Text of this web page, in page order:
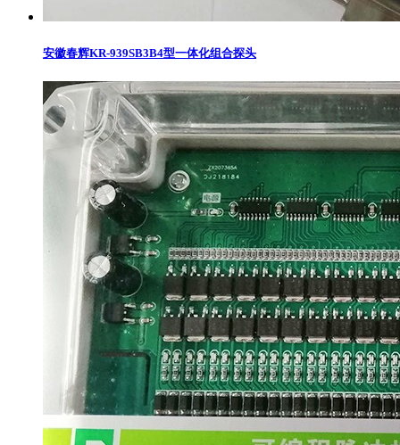
安徽春辉KR-939SB3B4型一体化组合探头